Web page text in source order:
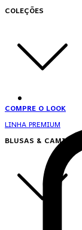
COLEÇÕES
COMPRE O LOOK
LINHA PREMIUM
BLUSAS & CAMISAS